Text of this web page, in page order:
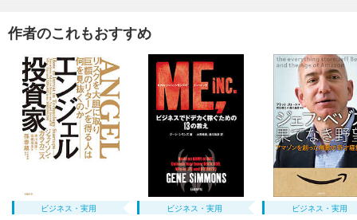
作者のこれもおすすめ
ビジネス・実用 ビジネス・実用 ビジネス・実用